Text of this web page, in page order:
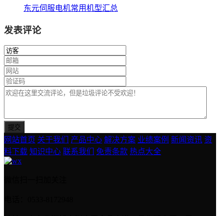
东元伺服电机常用机型汇总
发表评论
网站首页 关于我们 产品中心 解决方案 业绩案例 新闻资讯 资
料下载 知识中心 联系我们 免责条款 热点大全